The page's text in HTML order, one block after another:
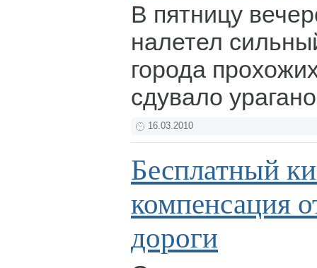
В пятницу
налетел
города
сдувало
16.03.2010
Бесплатный
компенсация
дороги